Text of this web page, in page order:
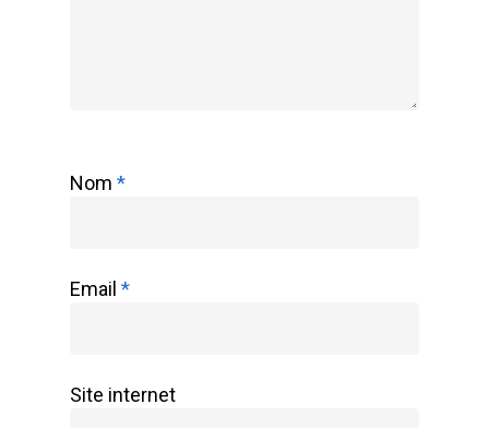
Nom *
Email *
Site internet